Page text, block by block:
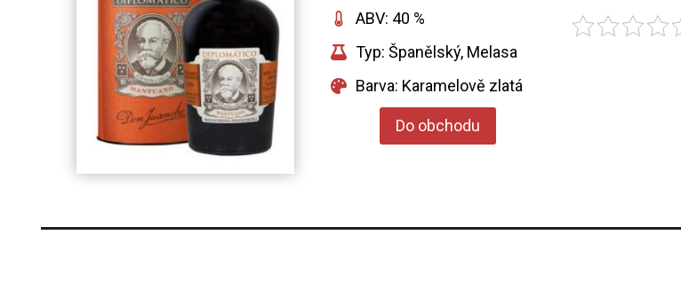
ABV: 40 %
Typ: Španělský, Melasa
Barva: Karamelově zlatá
Do obchodu